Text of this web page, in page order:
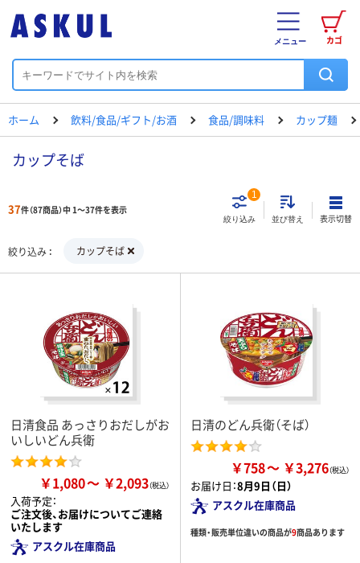
カゴ
メニュー
ホーム 飲料/食品/ギフト/お酒 食品/調味料 カップ麺
カップそば
37件（87商品）中 1～37件を表示
絞り込み
1
並び替え 表示切替
絞り込み カップそば
日清食品 あっさりおだしがお
いしいどん兵衛
￥1,080 ￥2,093
入荷予定：
ご注文後、お届けについてご連絡
いたします
アスクル在庫商品
日清のどん兵衛（そば）
￥758 ￥3,276
お届け日：8月9日（日）
アスクル在庫商品
種類・販売単位違いの商品が9商品あります